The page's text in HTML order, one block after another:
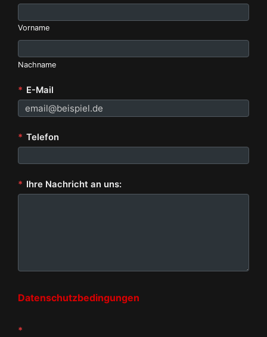
Vorname
Nachname
* E-Mail
* Telefon
* Ihre Nachricht an uns:
Datenschutzbedingungen
*